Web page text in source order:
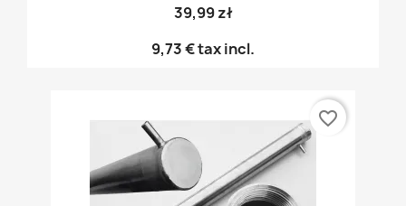
39,99 zł
9,73 €tax incl.
favorite_border